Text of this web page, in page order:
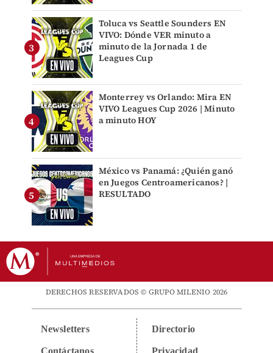
Toluca vs Seattle Sounders EN
VIVO: Dónde VER minuto a
minuto de la Jornada 1 de
Leagues Cup
Monterrey vs Orlando: Mira EN
VIVO Leagues Cup 2026 | Minuto
a minuto HOY
México vs Panamá: ¿Quién ganó
en Juegos Centroamericanos? |
RESULTADO
DERECHOS RESERVADOS © GRUPO MILENIO 2026
Newsletters
Contáctanos
Directorio
Privacidad